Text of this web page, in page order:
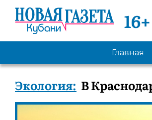
16+
Главная
Экология: В